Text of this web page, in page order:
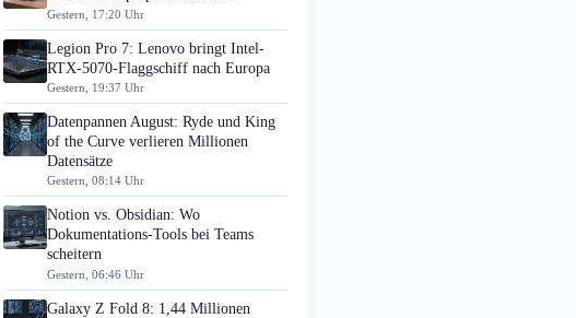
Gestern, 17:20 Uhr
Legion Pro 7: Lenovo bringt Intel-
RTX-5070-Flaggschiff nach Europa
Gestern, 19:37 Uhr
Datenpannen August: Ryde und King
of the Curve verlieren Millionen
Datensätze
Gestern, 08:14 Uhr
Notion vs. Obsidian: Wo
Dokumentations-Tools bei Teams
scheitern
Gestern, 06:46 Uhr
Galaxy Z Fold 8: 1,44 Millionen